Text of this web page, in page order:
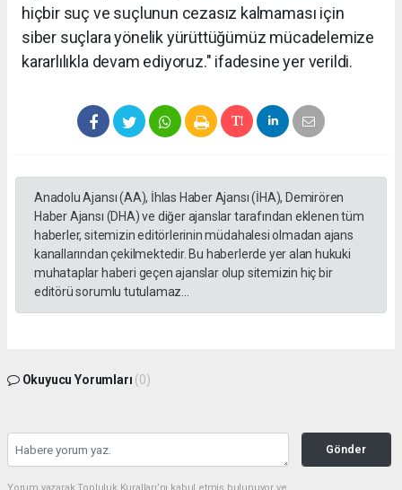
hiçbir suç ve suçlunun cezasız kalmaması için
siber suçlara yönelik yürüttüğümüz mücadelemize
kararlılıkla devam ediyoruz." ifadesine yer verildi.
Anadolu Ajansı (AA), İhlas Haber Ajansı (İHA), Demirören
Haber Ajansı (DHA) ve diğer ajanslar tarafından eklenen tüm
haberler, sitemizin editörlerinin müdahalesi olmadan ajans
kanallarından çekilmektedir. Bu haberlerde yer alan hukuki
muhataplar haberi geçen ajanslar olup sitemizin hiç bir
editörü sorumlu tutulamaz...
Okuyucu Yorumları (0)
Gönder